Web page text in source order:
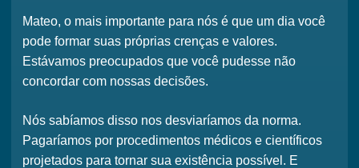
Mateo, o mais importante para nós é que um dia você
pode formar suas próprias crenças e valores.
Estávamos preocupados que você pudesse não
concordar com nossas decisões.
Nós sabíamos disso nos desviaríamos da norma.
Pagaríamos por procedimentos médicos e científicos
projetados para tornar sua existência possível. E